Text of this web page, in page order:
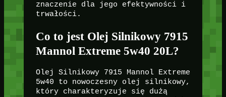
znaczenie dla jego efektywności i
trwałości.
Co to jest Olej Silnikowy 7915
Mannol Extreme 5w40 20L?
Olej Silnikowy 7915 Mannol Extreme
5w40 to nowoczesny olej silnikowy,
który charakteryzuje się dużą